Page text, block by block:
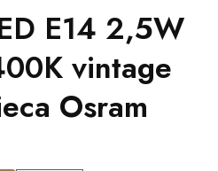
E14 2,5W
vintage
Osram